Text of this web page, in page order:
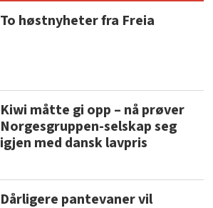
To høstnyheter fra Freia
Kiwi måtte gi opp – nå prøver
Norgesgruppen-selskap seg
igjen med dansk lavpris
Dårligere pantevaner vil